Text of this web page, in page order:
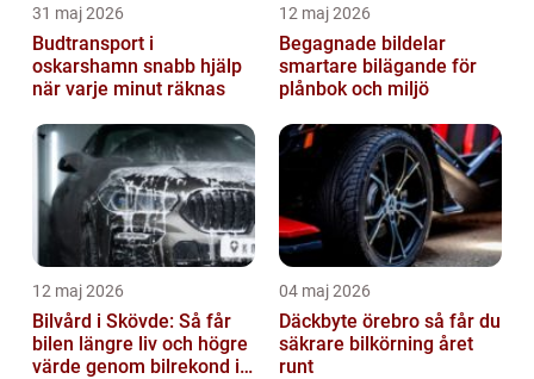
31 maj 2026
Budtransport i
oskarshamn snabb hjälp
när varje minut räknas
12 maj 2026
Begagnade bildelar
smartare bilägande för
plånbok och miljö
12 maj 2026
Bilvård i Skövde: Så får
bilen längre liv och högre
värde genom bilrekond i
04 maj 2026
Däckbyte örebro så får du
säkrare bilkörning året
runt